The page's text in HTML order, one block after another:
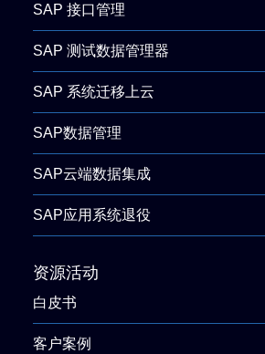
SAP 接口管理
SAP 测试数据管理器
SAP 系统迁移上云
SAP数据管理
SAP云端数据集成
SAP应用系统退役
资源活动
白皮书
客户案例